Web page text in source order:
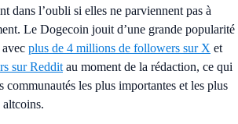
dans l’oubli si elles ne parviennent pas à
Le Dogecoin jouit d’une grande popularité
plus de 4 millions de followers sur X et
sur Redditau moment de la rédaction, ce qui
communautés les plus importantes et les plus
altcoins.